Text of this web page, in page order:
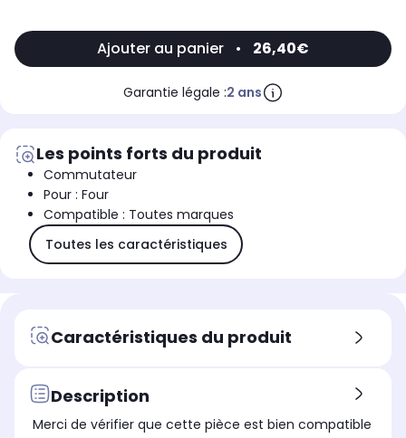
Ajouter au panier • 26,40€
Garantie légale :2 ans
Les points forts du produit
Commutateur
Pour : Four
Compatible : Toutes marques
Toutes les caractéristiques
Caractéristiques du produit
Description
Merci de vérifier que cette pièce est bien compatible